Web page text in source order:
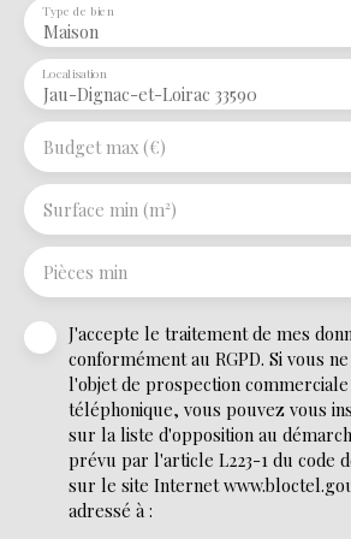
Maison
Type de bien
Jau-Dignac-et-Loirac 33590
Localisation
Budget max (€)
Surface min (m²)
Pièces min
J'accepte le traitement de mes
conformément au RGPD. Si vous
l'objet de prospection
téléphonique, vous pouvez vous
sur la liste d'opposition au
prévu par l'article L223-1 du code
sur le site Internet
adressé à :